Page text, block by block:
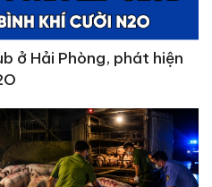
ở Hải Phòng, phát hiện